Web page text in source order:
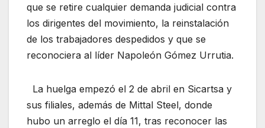
que se retire cualquier demanda judicial contra
los dirigentes del movimiento, la reinstalación
de los trabajadores despedidos y que se
reconociera al líder Napoleón Gómez Urrutia.
La huelga empezó el 2 de abril en Sicartsa y
sus filiales, además de Mittal Steel, donde
hubo un arreglo el día 11, tras reconocer las